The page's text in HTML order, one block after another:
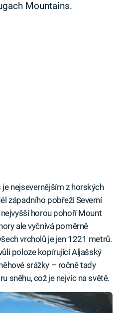
Mountains.
nejsevernějším z horských
západního pobřeží Severní
horou pohoří Mount
ale vyčnívá poměrně
vrcholů je jen 1221 metrů.
poloze kopírující Aljašský
srážky – ročně tady
sněhu, což je nejvíc na světě.